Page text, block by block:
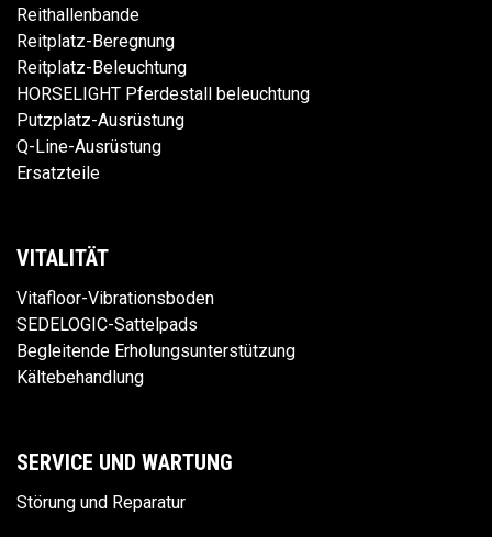
Reithallenbande
Reitplatz-Beregnung
Reitplatz-Beleuchtung
HORSELIGHT Pferdestall beleuchtung
Putzplatz-Ausrüstung
Q-Line-Ausrüstung
Ersatzteile
VITALITÄT
Vitafloor-Vibrationsboden
SEDELOGIC-Sattelpads
Begleitende Erholungsunterstützung
Kältebehandlung
SERVICE UND WARTUNG
Störung und Reparatur